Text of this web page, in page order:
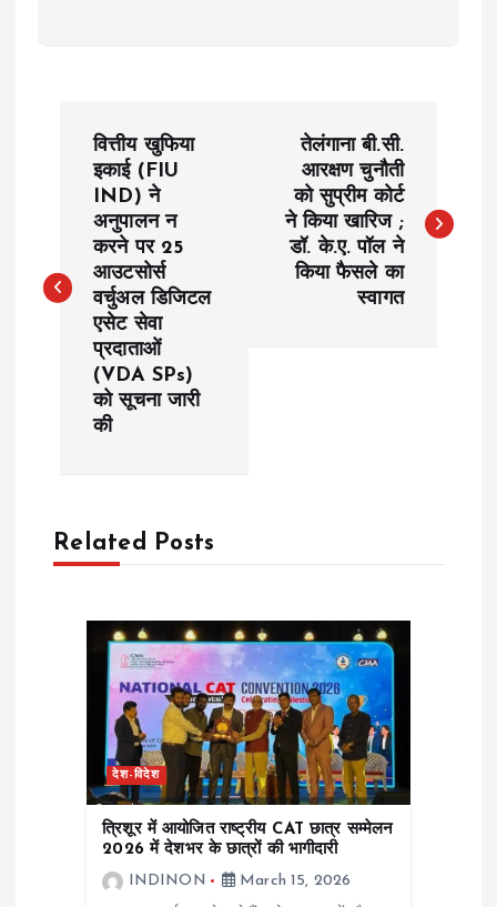
t
g
वित्तीय खुफिया
इकाई (FIU
IND) ने
अनुपालन न
करने पर 25
आउटसोर्स
वर्चुअल डिजिटल
एसेट सेवा
प्रदाताओं
(VDA SPs)
को सूचना जारी
की
तेलंगाना बी.सी.
आरक्षण चुनौती
को सुप्रीम कोर्ट
ने किया खारिज ;
डॉ. के.ए. पॉल ने
किया फैसले का
स्वागत
Related Posts
देश-विदेश
त्रिशूर में आयोजित राष्ट्रीय CAT छात्र सम्मेलन
2026 में देशभर के छात्रों की भागीदारी
INDINON
March 15, 2026